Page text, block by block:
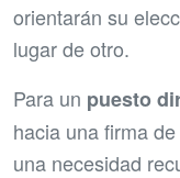
orientarán su
lugar de otro.
Para un puesto
hacia una firma
una necesidad